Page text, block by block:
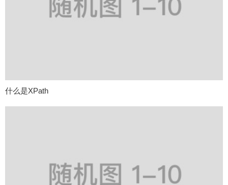
什么是XPath